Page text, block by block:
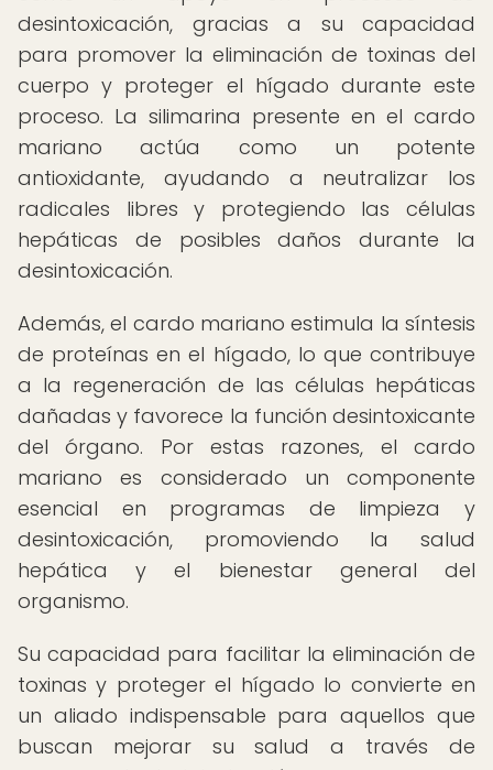
desintoxicación, gracias a su capacidad
para promover la eliminación de toxinas del
cuerpo y proteger el hígado durante este
proceso. La silimarina presente en el cardo
mariano actúa como un potente
antioxidante, ayudando a neutralizar los
radicales libres y protegiendo las células
hepáticas de posibles daños durante la
desintoxicación.
Además, el cardo mariano estimula la síntesis
de proteínas en el hígado, lo que contribuye
a la regeneración de las células hepáticas
dañadas y favorece la función desintoxicante
del órgano. Por estas razones, el cardo
mariano es considerado un componente
esencial en programas de limpieza y
desintoxicación, promoviendo la salud
hepática y el bienestar general del
organismo.
Su capacidad para facilitar la eliminación de
toxinas y proteger el hígado lo convierte en
un aliado indispensable para aquellos que
buscan mejorar su salud a través de